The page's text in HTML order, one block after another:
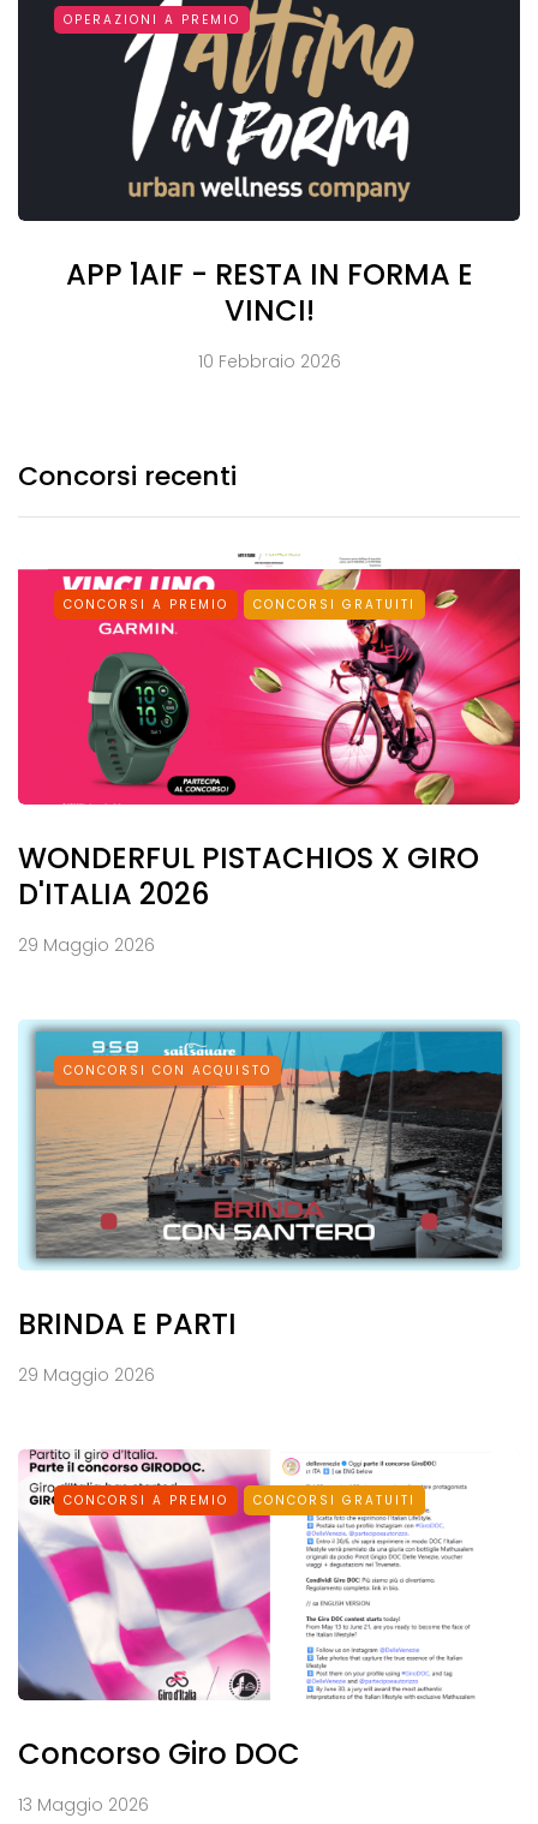
OPERAZIONI A PREMIO
APP 1AIF - RESTA IN FORMA E
VINCI!
10 Febbraio 2026
Concorsi recenti
CONCORSI A PREMIO CONCORSI GRATUITI
WONDERFUL PISTACHIOS X GIRO
D'ITALIA 2026
29 Maggio 2026
CONCORSI CON ACQUISTO
BRINDA E PARTI
29 Maggio 2026
CONCORSI A PREMIO CONCORSI GRATUITI
Concorso Giro DOC
13 Maggio 2026